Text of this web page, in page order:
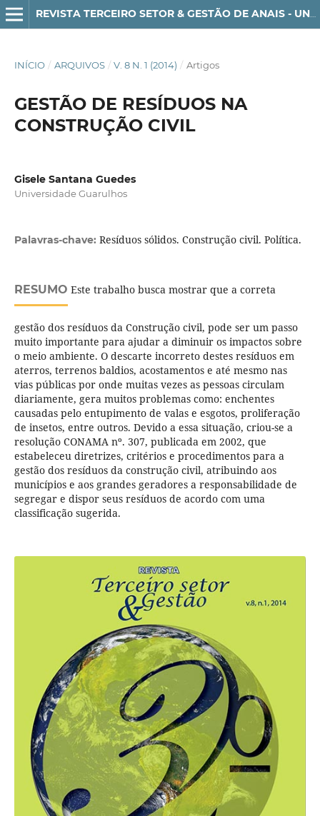
REVISTA TERCEIRO SETOR & GESTÃO DE ANAIS - UNG-SER - ISSN 1982-3290
INÍCIO / ARQUIVOS / V. 8 N. 1 (2014) / Artigos
GESTÃO DE RESÍDUOS NA
CONSTRUÇÃO CIVIL
Gisele Santana Guedes
Universidade Guarulhos
Palavras-chave: Resíduos sólidos. Construção civil. Política.
RESUMO Este trabalho busca mostrar que a correta
gestão dos resíduos da Construção civil, pode ser um passo
muito importante para ajudar a diminuir os impactos sobre
o meio ambiente. O descarte incorreto destes resíduos em
aterros, terrenos baldios, acostamentos e até mesmo nas
vias públicas por onde muitas vezes as pessoas circulam
diariamente, gera muitos problemas como: enchentes
causadas pelo entupimento de valas e esgotos, proliferação
de insetos, entre outros. Devido a essa situação, criou-se a
resolução CONAMA nº. 307, publicada em 2002, que
estabeleceu diretrizes, critérios e procedimentos para a
gestão dos resíduos da construção civil, atribuindo aos
municípios e aos grandes geradores a responsabilidade de
segregar e dispor seus resíduos de acordo com uma
classificação sugerida.